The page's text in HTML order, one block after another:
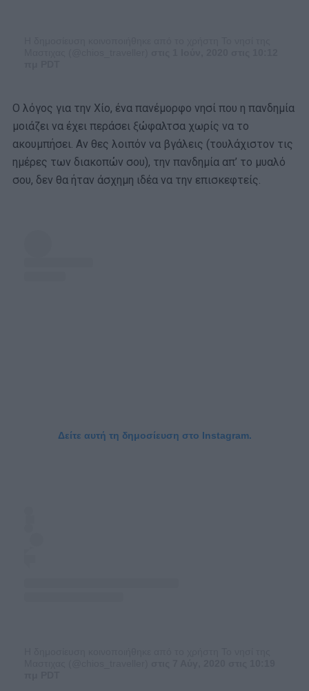
Ο λόγος για την Χίο, ένα πανέμορφο νησί που η πανδημία
μοιάζει να έχει περάσει ξώφαλτσα χωρίς να το
ακουμπήσει. Αν θες λοιπόν να βγάλεις (τουλάχιστον τις
ημέρες των διακοπών σου), την πανδημία απ’ το μυαλό
σου, δεν θα ήταν άσχημη ιδέα να την επισκεφτείς.
Δείτε αυτή τη δημοσίευση στο Instagram.